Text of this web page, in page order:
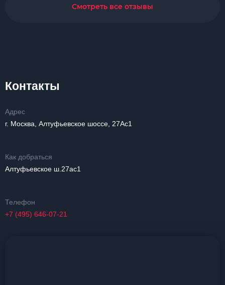
Смотреть все отзывы
Контакты
Адрес
г. Москва, Алтуфьевское шоссе, 27Ас1
Как добраться
Алтуфьевское ш.27ас1
Телефон
+7 (495) 646-07-21